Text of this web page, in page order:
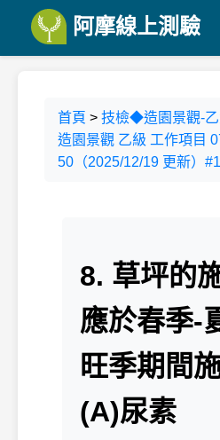
阿摩線上測驗
首頁 > 技檢◆造園景觀-
造園景觀 乙級 工作項目
50（2025/12/19 更新）
8. 草坪的
應於春季-
旺季期間
(A)尿素